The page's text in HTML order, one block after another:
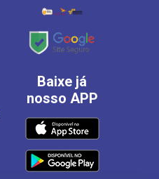
Baixe já
nosso APP